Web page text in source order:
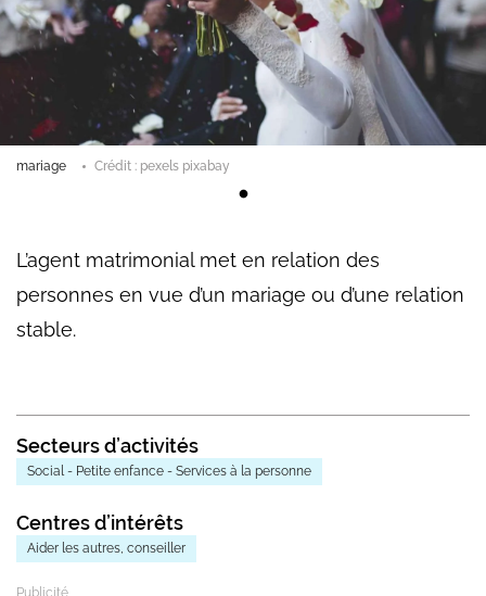
mariage Crédit : pexels pixabay
L’agent matrimonial met en relation des
personnes en vue d’un mariage ou d’une relation
stable.
Secteurs d’activités
Social - Petite enfance - Services à la personne
Centres d’intérêts
Aider les autres, conseiller